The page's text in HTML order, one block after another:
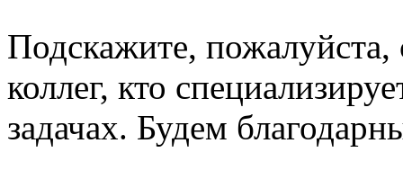
Подскажите,
коллег, кто
задачах. Будем